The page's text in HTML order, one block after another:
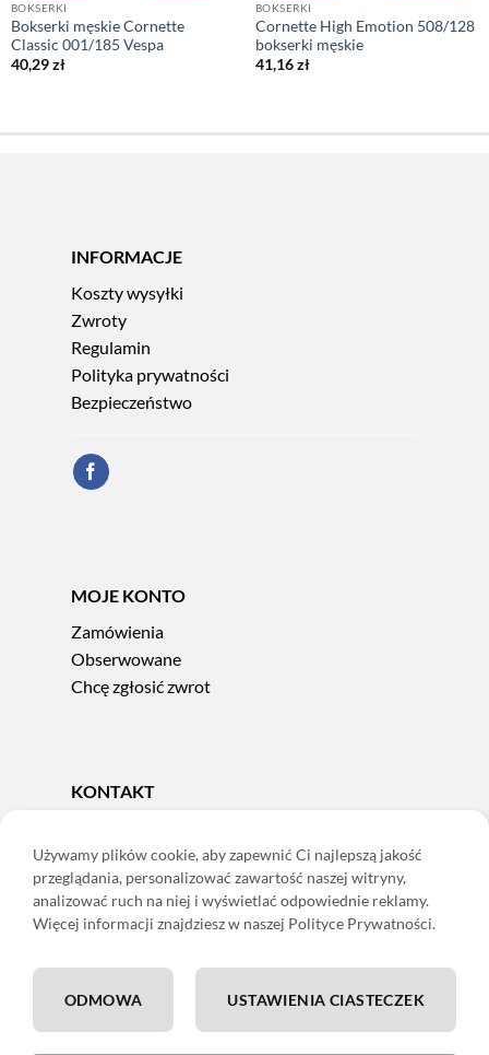
BOKSERKI
Bokserki męskie Cornette
Classic 001/185 Vespa
40,29zł
BOKSERKI
Cornette High Emotion 508/128
bokserki męskie
41,16zł
INFORMACJE
Koszty wysyłki
Zwroty
Regulamin
Polityka prywatności
Bezpieczeństwo
MOJE KONTO
Zamówienia
Obserwowane
Chcę zgłosić zwrot
KONTAKT
e-mail:sklep@adoris.pl
poniedziałek - piątek 8:00-16:00
Adoris Dorota Święcka
58-502 Jelenia Góra
ING: 22 1050 1751 1000 0091 0971 2688
Używamy plików cookie, aby zapewnić Ci najlepszą jakość
przeglądania, personalizować zawartość naszej witryny,
analizować ruch na niej i wyświetlać odpowiednie reklamy.
Więcej informacji znajdziesz w naszej Polityce Prywatności.
USTAWIENIA CIASTECZEK
ODMOWA